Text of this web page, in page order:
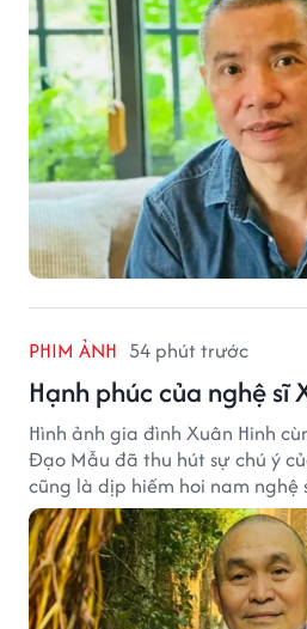
PHIM ẢNH 54 phút trước
Hạnh phúc của nghệ sĩ
Hình ảnh gia đình Xuân Hinh
Đạo Mẫu đã thu hút sự chú ý
cũng là dịp hiếm hoi nam nghệ
sum họp bên người thân tại
huyết của mình.